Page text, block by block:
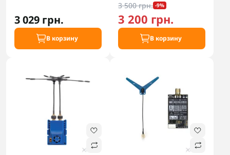
3 029 грн.
В корзину
3 500 грн. -9%
3 200 грн.
В корзину